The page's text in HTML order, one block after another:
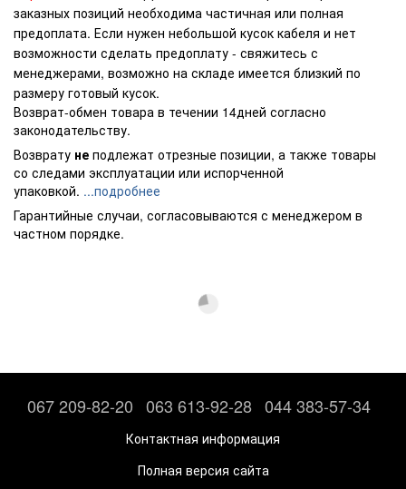
заказных позиций необходима частичная или полная
предоплата. Если нужен небольшой кусок кабеля и нет
возможности сделать предоплату - свяжитесь с
менеджерами, возможно на складе имеется близкий по
размеру готовый кусок.
Возврат-обмен товара в течении 14дней согласно
законодательству.
Возврату не подлежат отрезные позиции, а также товары
со следами эксплуатации или испорченной
упаковкой. ...подробнее
Гарантийные случаи, согласовываются с менеджером в
частном порядке.
067 209-82-20 063 613-92-28 044 383-57-34
Контактная информация
Полная версия сайта